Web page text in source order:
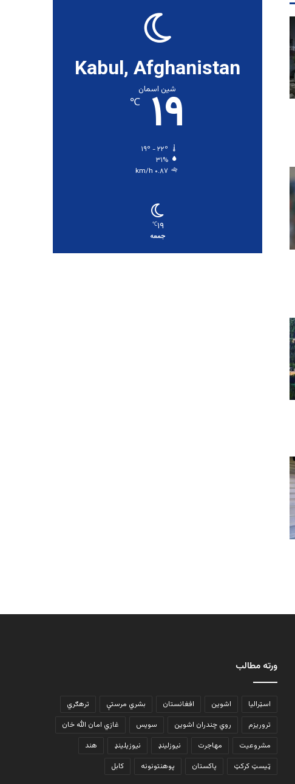
Kabul, Afghanistan
شین اسمان
۱۹ ℃
۳۱%
۰.۸۷ km/h
۱۹℃
جمعه
ورته مطالب
اسټرالیا اشوین افغانستان بشري مرستې
ترهګري
تروریزم
روي چندران اشوین سویس
غازي امان الله خان
مشروعیت
مهاجرت نیوزلینډ نیوزیلینډ
هند
ټیسټ کرکټ
پاکستان پوهنتونونه کابل